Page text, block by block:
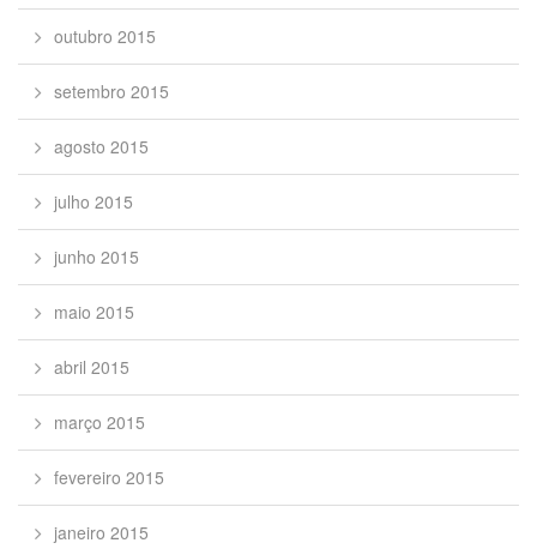
outubro 2015
setembro 2015
agosto 2015
julho 2015
junho 2015
maio 2015
abril 2015
março 2015
fevereiro 2015
janeiro 2015